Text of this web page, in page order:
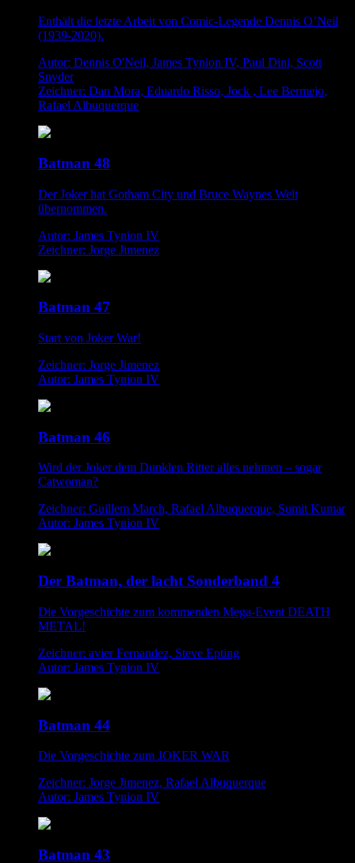
Enthält die letzte Arbeit von Comic-Legende Dennis O’Neil
(1939-2020).
Autor: Dennis O'Neil, James Tynion IV, Paul Dini, Scott
Snyder
Zeichner: Dan Mora, Eduardo Risso, Jock , Lee Bermejo,
Rafael Albuquerque
Batman 48
Der Joker hat Gotham City und Bruce Waynes Welt
übernommen.
Autor: James Tynion IV
Zeichner: Jorge Jimenez
Batman 47
Start von Joker War!
Zeichner: Jorge Jimenez
Autor: James Tynion IV
Batman 46
Wird der Joker dem Dunklen Ritter alles nehmen – sogar
Catwoman?
Zeichner: Guillem March, Rafael Albuquerque, Sumit Kumar
Autor: James Tynion IV
Der Batman, der lacht Sonderband 4
Die Vorgeschichte zum kommenden Mega-Event DEATH
METAL!
Zeichner: avier Fernandez, Steve Epting
Autor: James Tynion IV
Batman 44
Die Vorgeschichte zum JOKER WAR
Zeichner: Jorge Jimenez, Rafael Albuquerque
Autor: James Tynion IV
Batman 43